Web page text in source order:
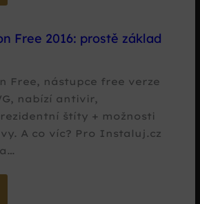
Free 2016: prostě základ
Free, nástupce free verze
nabízí antivir,
štíty + možnosti
A co víc? Pro Instaluj.cz